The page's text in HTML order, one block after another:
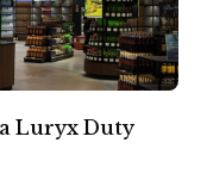
Luryx Duty